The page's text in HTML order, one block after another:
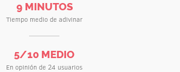
9 MINUTOS
Tiempo medio de adivinar
5/10 MEDIO
En opinión de 24 usuarios